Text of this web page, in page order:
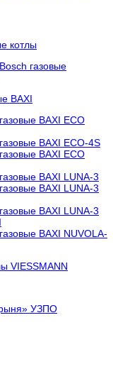
котлы
газовые
BAXI
BAXI ECO
BAXI ECO-4S
BAXI ECO
BAXI LUNA-3
BAXI LUNA-3
BAXI LUNA-3
BAXI NUVOLA-
VIESSMANN
УЗПО